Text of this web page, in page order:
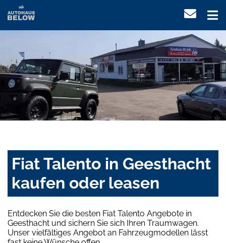
Fiat Talento in Geesthacht
kaufen oder leasen
Entdecken Sie die besten Fiat Talento Angebote in
Geesthacht und sichern Sie sich Ihren Traumwagen.
Unser vielfältiges Angebot an Fahrzeugmodellen lässt